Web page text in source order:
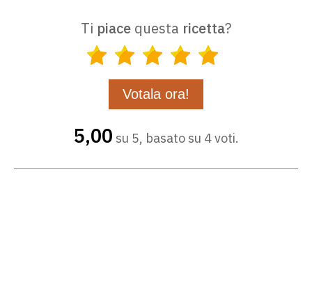
Ti piace questa ricetta?
5,00 su 5, basato su 4 voti.